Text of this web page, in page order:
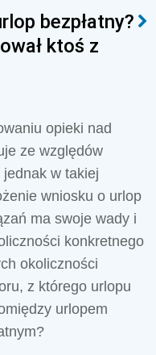
bezpłatny?
ktoś z
opieki nad
ze względów
w takiej
wniosku o urlop
ma swoje wady i
konkretnego
okoliczności
z którego urlopu
urlopem